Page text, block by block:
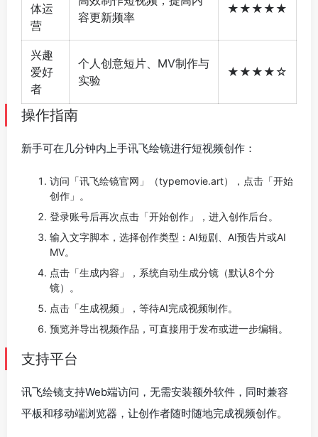
体运
营
容更新频率
★★★★★
兴趣
爱好
者
个人创意短片、MV制作与
实验
★★★★☆
操作指南
新手可在几分钟内上手讯飞绘镜进行短视频创作：
访问「讯飞绘镜官网」（typemovie.art），点击「开始
创作」。
登录账号后再次点击「开始创作」，进入创作后台。
输入文字脚本，选择创作类型：AI短剧、AI预告片或AI
MV。
点击「生成内容」，系统自动生成分镜（默认8个分
镜）。
点击「生成视频」，等待AI完成视频制作。
预览并导出视频作品，可直接用于发布或进一步编辑。
支持平台
讯飞绘镜支持Web端访问，无需安装额外软件，同时兼容
平板和移动端浏览器，让创作者随时随地完成视频创作。